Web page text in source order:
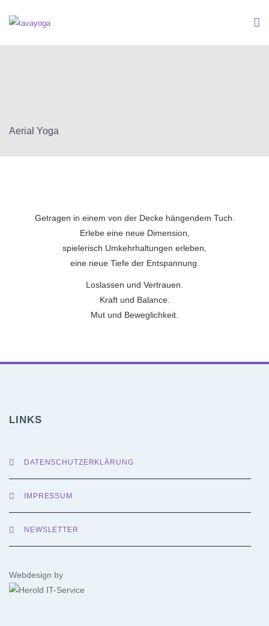
Aerial Yoga
Getragen in einem von der Decke hängendem Tuch.
Erlebe eine neue Dimension,
spielerisch Umkehrhaltungen erleben,
eine neue Tiefe der Entspannung.
Loslassen und Vertrauen.
Kraft und Balance.
Mut und Beweglichkeit.
LINKS
DATENSCHUTZERKLÄRUNG
IMPRESSUM
NEWSLETTER
Webdesign by